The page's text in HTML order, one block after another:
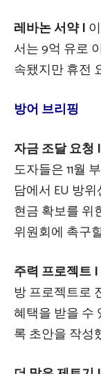
레바논 서약 |
서는 9억 유로
속됐지만 휴전
방어 브리핑
자금 조달 요청 |
도자들은 11월
담에서 EU 방
현금 확보를 위
위원회에 촉구
주력 프로젝트 |
방 프로젝트로
혜택을 받을 수
록 초안을 작성